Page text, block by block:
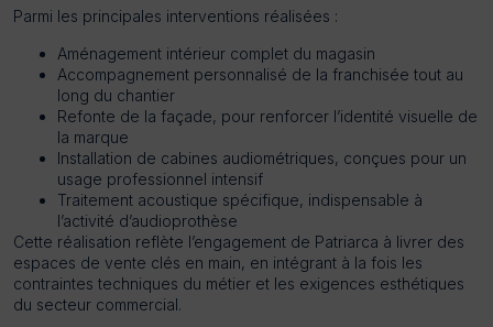
Parmi les principales interventions réalisées :
Aménagement intérieur complet du magasin
Accompagnement personnalisé de la franchisée tout au
long du chantier
Refonte de la façade, pour renforcer l’identité visuelle de
la marque
Installation de cabines audiométriques, conçues pour un
usage professionnel intensif
Traitement acoustique spécifique, indispensable à
l’activité d’audioprothèse
Cette réalisation reflète l’engagement de Patriarca à livrer des
espaces de vente clés en main, en intégrant à la fois les
contraintes techniques du métier et les exigences esthétiques
du secteur commercial.